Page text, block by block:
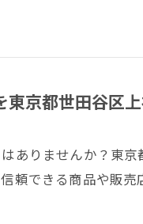
東京都世田谷区
ありませんか？東
頼できる商品や販